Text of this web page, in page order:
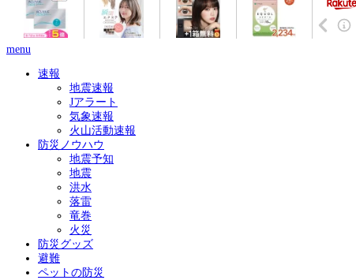
menu
速報
地震速報
Jアラート
気象速報
火山活動速報
防災ノウハウ
地震予知
地震
洪水
落雷
竜巻
火災
防災グッズ
避難
ペットの防災